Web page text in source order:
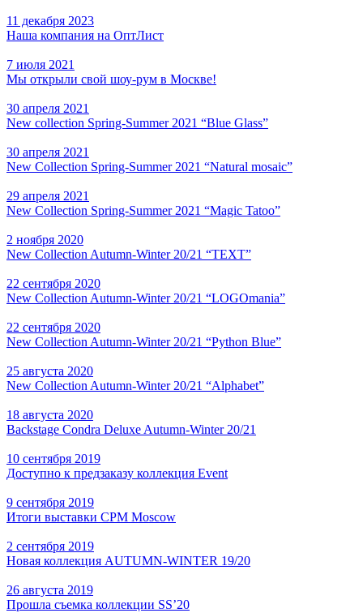
11 декабря 2023
Наша компания на ОптЛист
7 июля 2021
Мы открыли свой шоу-рум в Москве!
30 апреля 2021
New collection Spring-Summer 2021 “Blue Glass”
30 апреля 2021
New Collection Spring-Summer 2021 “Natural mosaic”
29 апреля 2021
New Collection Spring-Summer 2021 “Magic Tatoo”
2 ноября 2020
New Collection Autumn-Winter 20/21 “TEXT”
22 сентября 2020
New Collection Autumn-Winter 20/21 “LOGOmania”
22 сентября 2020
New Collection Autumn-Winter 20/21 “Python Blue”
25 августа 2020
New Collection Autumn-Winter 20/21 “Alphabet”
18 августа 2020
Backstage Condra Deluxe Autumn-Winter 20/21
10 сентября 2019
Доступно к предзаказу коллекция Event
9 сентября 2019
Итоги выставки CPM Moscow
2 сентября 2019
Новая коллекция AUTUMN-WINTER 19/20
26 августа 2019
Прошла съемка коллекции SS’20